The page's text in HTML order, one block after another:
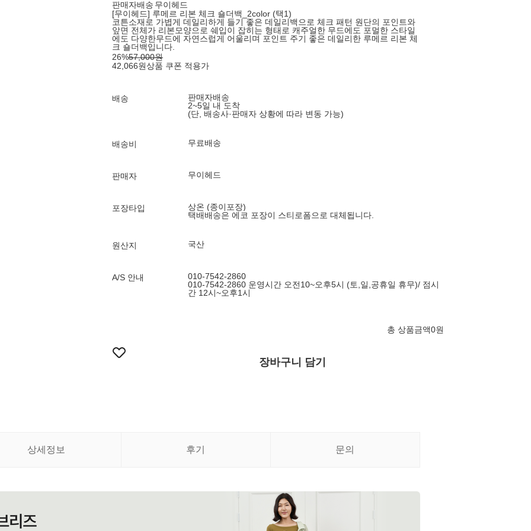
판매자배송 무이헤드
[무이헤드] 루메르 리본 체크 숄더백_2color (택1)
코튼소재로 가볍게 데일리하게 들기 좋은 데일리백으로 체크 패턴 원단의 포인트와
앞면 전체가 리본모양으로 쉐입이 잡히는 형태로 캐주얼한 무드에도 포멀한 스타일
에도 다양한무드에 자연스럽게 어울리며 포인트 주기 좋은 데일리한 루메르 리본 체
크 숄더백입니다.
26%57,000원
42,066원상품 쿠폰 적용가
배송
판매자배송
2~5일 내 도착
(단, 배송사·판매자 상황에 따라 변동 가능)
배송비 무료배송
판매자 무이헤드
포장타입
상온 (종이포장)
택배배송은 에코 포장이 스티로폼으로 대체됩니다.
원산지 국산
A/S 안내
010-7542-2860
010-7542-2860 운영시간 오전10~오후5시 (토,일,공휴일 휴무)/ 점시
간 12시~오후1시
총 상품금액0원
장바구니 담기
상세정보 후기 문의